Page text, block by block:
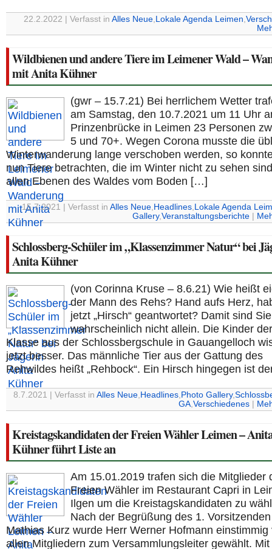
22.2.2022 | Verfasst in Alles Neue, Lokale Agenda Leimen,
Wildbienen und andere Tiere im Leimener Wald –
mit Anita Kühner
(gwr – 15.7.21) Bei herrlichem Wetter
am Samstag, den 10.7.2021 um 11 Uhr
Prinzenbrücke in Leimen 23 Personen
5 und 70+. Wegen Corona musste die
Winterwanderung lange verschoben werden, so
nun Tiere betrachten, die im Winter nicht zu sehen
allen Ebenen des Waldes vom Boden […]
15.7.2021 | Verfasst in Alles Neue, Headlines, Lokale Agenda
Gallery,Veranstaltungsberichte
Schlossberg-Schüler im „Klassenzimmer Natur“ bei
Anita Kühner
(von Corinna Kruse – 8.6.21) Wie heißt
der Mann des Rehs? Hand aufs Herz,
jetzt „Hirsch“ geantwortet? Damit sind Sie
wahrscheinlich nicht allein. Die Kinder
Klasse aus der Schlossbergschule in Gauangelloch
jetzt besser. Das männliche Tier aus der Gattung des
Rehwildes heißt „Rehbock“. Ein Hirsch hingegen ist
8.7.2021 | Verfasst in Alles Neue, Headlines, Photo Gallery,
GA,Verschiedenes
Kreistagskandidaten der Freien Wähler Leimen –
Kühner führt Liste an
Am 15.01.2019 trafen sich die Mitglieder
Freien Wähler im Restaurant Capri in
Ilgen um die Kreistagskandidaten zu
Nach der Begrüßung des 1. Vorsitzenden
Mathias Kurz wurde Herr Werner Hofmann einstimmig
allen Mitgliedern zum Versammlungsleiter gewählt. Mit